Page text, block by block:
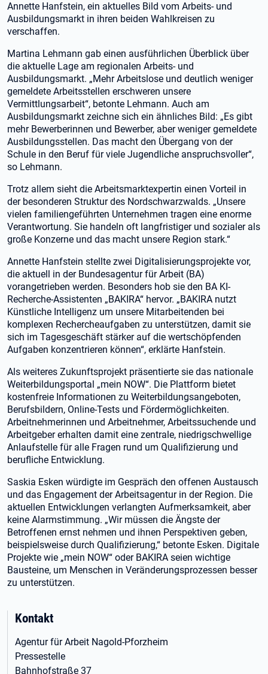
Annette Hanfstein, ein aktuelles Bild vom Arbeits- und
Ausbildungsmarkt in ihren beiden Wahlkreisen zu
verschaffen.
Martina Lehmann gab einen ausführlichen Überblick über
die aktuelle Lage am regionalen Arbeits- und
Ausbildungsmarkt. „Mehr Arbeitslose und deutlich weniger
gemeldete Arbeitsstellen erschweren unsere
Vermittlungsarbeit“, betonte Lehmann. Auch am
Ausbildungsmarkt zeichne sich ein ähnliches Bild: „Es gibt
mehr Bewerberinnen und Bewerber, aber weniger gemeldete
Ausbildungsstellen. Das macht den Übergang von der
Schule in den Beruf für viele Jugendliche anspruchsvoller“,
so Lehmann.
Trotz allem sieht die Arbeitsmarktexpertin einen Vorteil in
der besonderen Struktur des Nordschwarzwalds. „Unsere
vielen familiengeführten Unternehmen tragen eine enorme
Verantwortung. Sie handeln oft langfristiger und sozialer als
große Konzerne und das macht unsere Region stark.“
Annette Hanfstein stellte zwei Digitalisierungsprojekte vor,
die aktuell in der Bundesagentur für Arbeit (BA)
vorangetrieben werden. Besonders hob sie den BA KI-
Recherche-Assistenten „BAKIRA“ hervor. „BAKIRA nutzt
Künstliche Intelligenz um unsere Mitarbeitenden bei
komplexen Rechercheaufgaben zu unterstützen, damit sie
sich im Tagesgeschäft stärker auf die wertschöpfenden
Aufgaben konzentrieren können“, erklärte Hanfstein.
Als weiteres Zukunftsprojekt präsentierte sie das nationale
Weiterbildungsportal „mein NOW“. Die Plattform bietet
kostenfreie Informationen zu Weiterbildungsangeboten,
Berufsbildern, Online-Tests und Fördermöglichkeiten.
Arbeitnehmerinnen und Arbeitnehmer, Arbeitssuchende und
Arbeitgeber erhalten damit eine zentrale, niedrigschwellige
Anlaufstelle für alle Fragen rund um Qualifizierung und
berufliche Entwicklung.
Saskia Esken würdigte im Gespräch den offenen Austausch
und das Engagement der Arbeitsagentur in der Region. Die
aktuellen Entwicklungen verlangten Aufmerksamkeit, aber
keine Alarmstimmung. „Wir müssen die Ängste der
Betroffenen ernst nehmen und ihnen Perspektiven geben,
beispielsweise durch Qualifizierung,“ betonte Esken. Digitale
Projekte wie „mein NOW“ oder BAKIRA seien wichtige
Bausteine, um Menschen in Veränderungsprozessen besser
zu unterstützen.
Kontakt
Agentur für Arbeit Nagold-Pforzheim
Pressestelle
Bahnhofstraße 37